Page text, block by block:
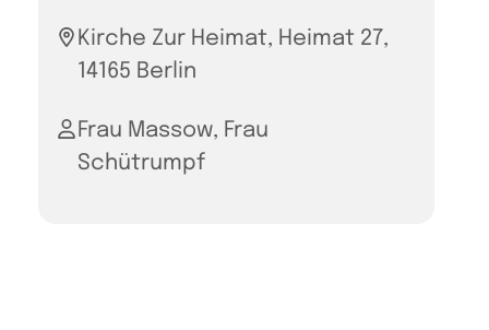
Kirche Zur Heimat, Heimat 27,
14165 Berlin
Frau Massow, Frau
Schütrumpf